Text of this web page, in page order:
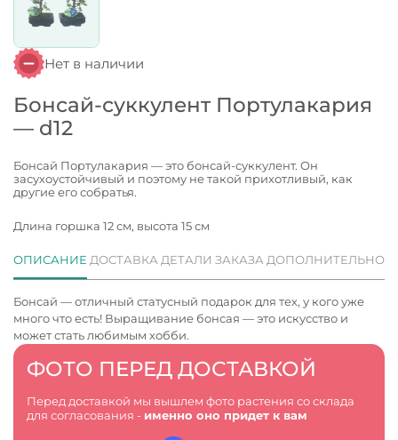
Нет в наличии
Бонсай-суккулент Портулакария
— d12
Бонсай Портулакария — это бонсай-суккулент. Он
засухоустойчивый и поэтому не такой прихотливый, как
другие его собратья.
Длина горшка 12 см, высота 15 см
ФОТО ПЕРЕД ДОСТАВКОЙ
Перед доставкой мы вышлем фото растения со склада
для согласования - именно оно придет к вам
ОПИСАНИЕ ДОСТАВКА ДЕТАЛИ ЗАКАЗА ДОПОЛНИТЕЛЬНО
Бонсай — отличный статусный подарок для тех, у кого уже
много что есть! Выращивание бонсая — это искусство и
может стать любимым хобби.